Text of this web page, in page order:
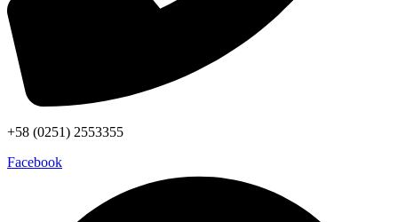
+58 (0251) 2553355
Facebook